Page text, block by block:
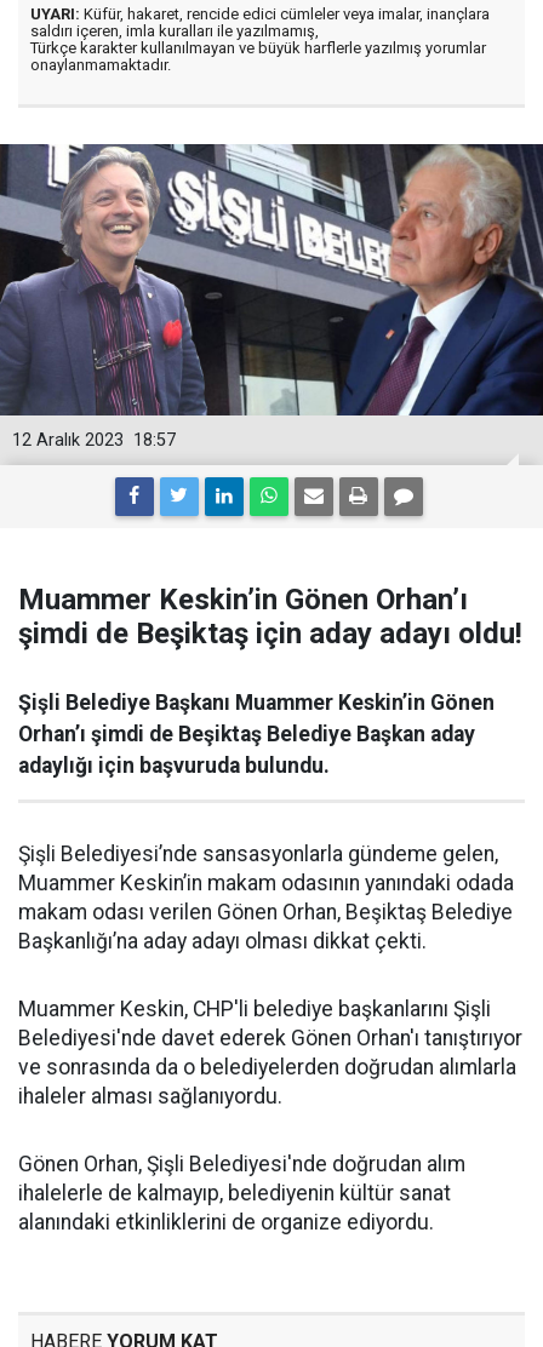
UYARI: Küfür, hakaret, rencide edici cümleler veya imalar, inançlara
saldırı içeren, imla kuralları ile yazılmamış,
Türkçe karakter kullanılmayan ve büyük harflerle yazılmış yorumlar
onaylanmamaktadır.
18:57
12 Aralık 2023
Muammer Keskin’in Gönen Orhan’ı
şimdi de Beşiktaş için aday adayı oldu!
Şişli Belediye Başkanı Muammer Keskin’in Gönen
Orhan’ı şimdi de Beşiktaş Belediye Başkan aday
adaylığı için başvuruda bulundu.
Şişli Belediyesi’nde sansasyonlarla gündeme gelen,
Muammer Keskin’in makam odasının yanındaki odada
makam odası verilen Gönen Orhan, Beşiktaş Belediye
Başkanlığı’na aday adayı olması dikkat çekti.
Muammer Keskin, CHP'li belediye başkanlarını Şişli
Belediyesi'nde davet ederek Gönen Orhan'ı tanıştırıyor
ve sonrasında da o belediyelerden doğrudan alımlarla
ihaleler alması sağlanıyordu.
Gönen Orhan, Şişli Belediyesi'nde doğrudan alım
ihalelerle de kalmayıp, belediyenin kültür sanat
alanındaki etkinliklerini de organize ediyordu.
HABERE YORUM KAT